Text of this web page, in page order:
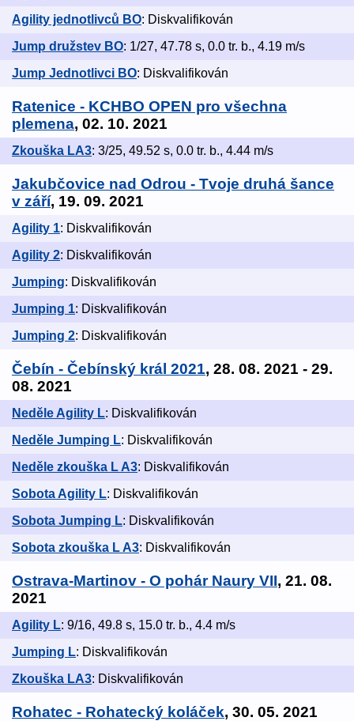
Agility jednotlivců BO: Diskvalifikován
Jump družstev BO: 1/27, 47.78 s, 0.0 tr. b., 4.19 m/s
Jump Jednotlivci BO: Diskvalifikován
Ratenice - KCHBO OPEN pro všechna
plemena, 02. 10. 2021
Zkouška LA3: 3/25, 49.52 s, 0.0 tr. b., 4.44 m/s
Jakubčovice nad Odrou - Tvoje druhá šance
v září, 19. 09. 2021
Agility 1: Diskvalifikován
Agility 2: Diskvalifikován
Jumping: Diskvalifikován
Jumping 1: Diskvalifikován
Jumping 2: Diskvalifikován
Čebín - Čebínský král 2021, 28. 08. 2021 - 29.
08. 2021
Neděle Agility L: Diskvalifikován
Neděle Jumping L: Diskvalifikován
Neděle zkouška L A3: Diskvalifikován
Sobota Agility L: Diskvalifikován
Sobota Jumping L: Diskvalifikován
Sobota zkouška L A3: Diskvalifikován
Ostrava-Martinov - O pohár Naury VII, 21. 08.
2021
Agility L: 9/16, 49.8 s, 15.0 tr. b., 4.4 m/s
Jumping L: Diskvalifikován
Zkouška LA3: Diskvalifikován
Rohatec - Rohatecký koláček, 30. 05. 2021